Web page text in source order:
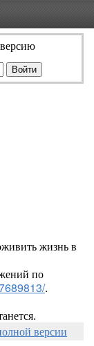
жизнь в
по
.
версии